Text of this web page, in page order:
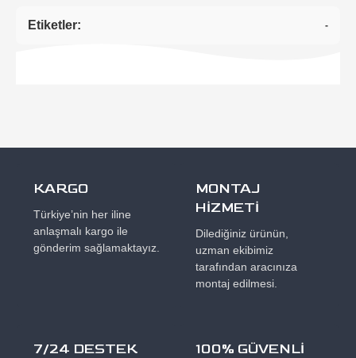
Etiketler: -
KARGO
Türkiye’nin her iline
anlaşmalı kargo ile
gönderim sağlamaktayız.
MONTAJ
HİZMETİ
Dilediğiniz ürünün,
uzman ekibimiz
tarafından aracınıza
montaj edilmesi.
7/24 DESTEK
100% GÜVENLİ